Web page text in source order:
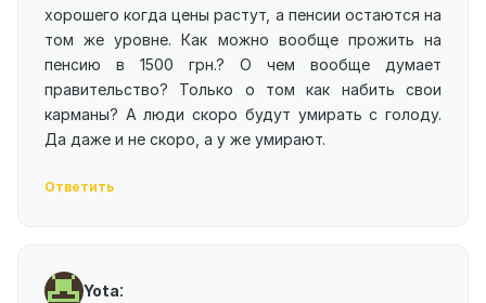
хорошего когда цены растут, а пенсии остаются на
том же уровне. Как можно вообще прожить на
пенсию в 1500 грн.? О чем вообще думает
правительство? Только о том как набить свои
карманы? А люди скоро будут умирать с голоду.
Да даже и не скоро, а у же умирают.
Ответить
Yota: